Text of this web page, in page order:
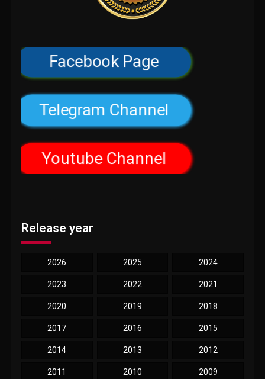
Facebook Page
Telegram Channel
Youtube Channel
Release year
2026 2025 2024
2023 2022 2021
2020 2019 2018
2017 2016 2015
2014 2013 2012
2011 2010 2009